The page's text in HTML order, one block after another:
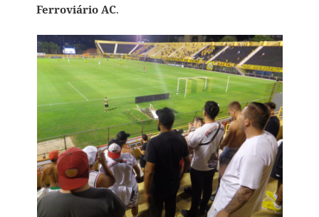
Ferroviário AC.